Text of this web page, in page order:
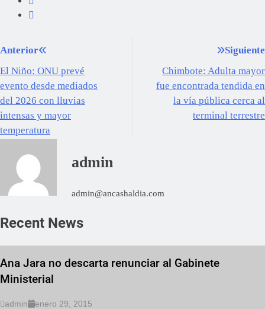
Anterior
El Niño: ONU prevé
evento desde mediados
del 2026 con lluvias
intensas y mayor
temperatura
Siguiente
Chimbote: Adulta mayor
fue encontrada tendida en
la vía pública cerca al
terminal terrestre
admin
admin@ancashaldia.com
Recent News
Ana Jara no descarta renunciar al Gabinete
Ministerial
admin enero 29, 2015